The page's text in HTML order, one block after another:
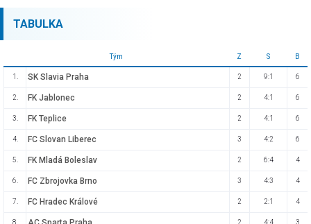
TABULKA
Tým Z S B
1. SK Slavia Praha 2 9:1 6
2. FK Jablonec 2 4:1 6
3. FK Teplice 2 4:1 6
4. FC Slovan Liberec 3 4:2 6
5. FK Mladá Boleslav 2 6:4 4
6. FC Zbrojovka Brno 3 4:3 4
7. FC Hradec Králové 2 2:1 4
8. 2 4:4 3